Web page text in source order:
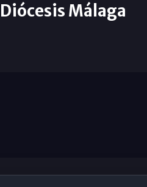
Diócesis Málaga